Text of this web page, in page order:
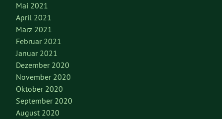
Mai 2021
April 2021
März 2021
Februar 2021
Januar 2021
Dezember 2020
November 2020
Oktober 2020
September 2020
August 2020